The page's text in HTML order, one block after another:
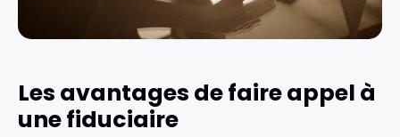
Les avantages de faire appel à
une fiduciaire